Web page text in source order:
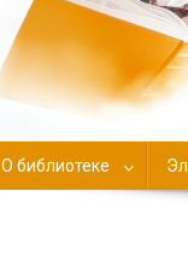
О библиотеке